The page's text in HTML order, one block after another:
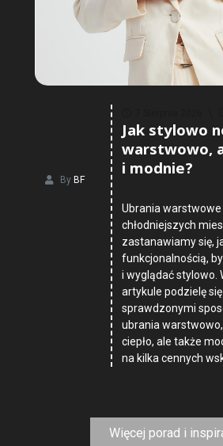
By BF
Jak stylowo
warstwowo,
i modnie?
Ubrania
chłodniejszych
zastanawiamy się,
funkcjonalnością,
i wyglądać stylowo.
artykule podzielę
sprawdzonymi
ubrania warstwowo,
ciepło, ale także
na kilka cennych
Więcej porad i